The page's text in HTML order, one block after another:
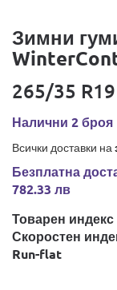
Зимни
265/35 R19
Налични 2 броя
Всички доставки на
Безплатна
782.33 лв
Товарен индекс
Скоростен
Run-flat